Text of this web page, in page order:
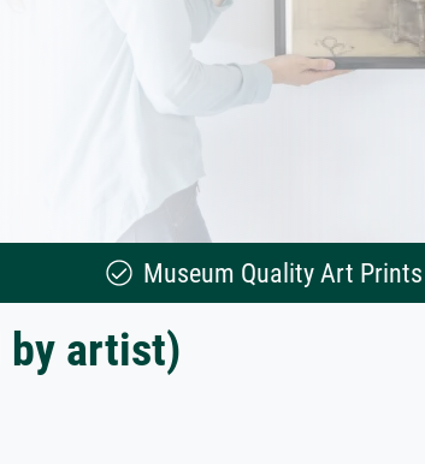
Museum Quality Art Prints
by artist)